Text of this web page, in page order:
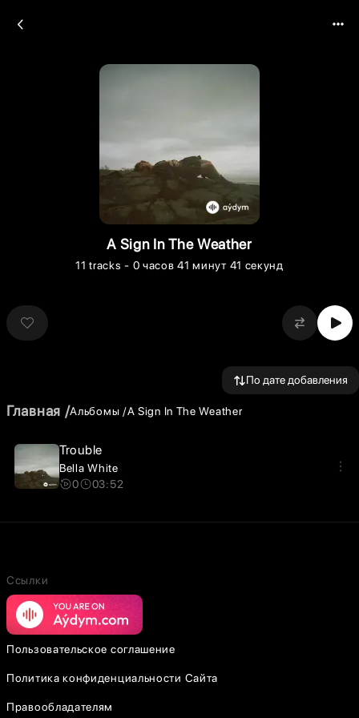
A Sign In The Weather
11 tracks- 0 часов 41 минут 41 секунд
По дате добавления
Главная Альбомы A Sign In The Weather
Trouble
Bella White
0
03:52
Ссылки
Пользовательское соглашение
Политика конфиденциальности Сайта
Правообладателям